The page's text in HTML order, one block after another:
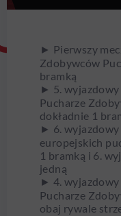
► Pierwszy
Zdobywców
bramką
► 5. wyjazdowy
Pucharze
dokładnie 1
► 6. wyjazdowy
europejskich
1 bramką i 6.
jedną
► 4. wyjazdowy
Pucharze
obaj rywale